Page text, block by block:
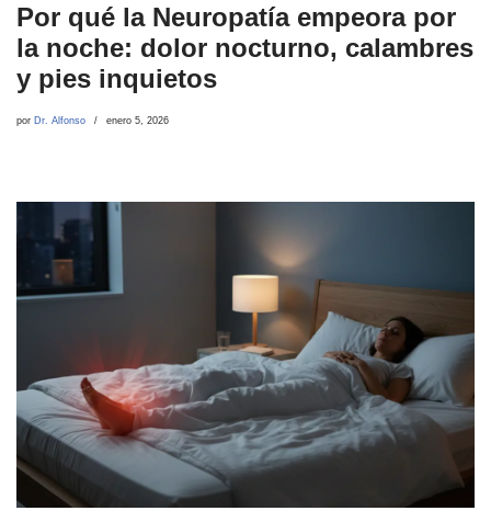
Por qué la Neuropatía empeora por
la noche: dolor nocturno, calambres
y pies inquietos
por Dr. Alfonso enero 5, 2026